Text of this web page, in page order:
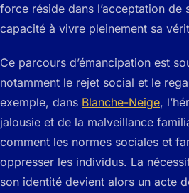
force réside dans l’acceptation de
capacité à vivre pleinement sa
Ce parcours d’émancipation est
notamment le rejet social et le
exemple, dans Blanche-Neige,
jalousie et de la malveillance
comment les normes sociales et
oppresser les individus. La
son identité devient alors un acte